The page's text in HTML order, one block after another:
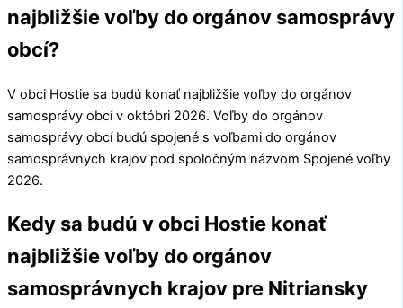
najbližšie voľby do orgánov samosprávy
obcí?
V obci Hostie sa budú konať najbližšie voľby do orgánov
samosprávy obcí v októbri 2026. Voľby do orgánov
samosprávy obcí budú spojené s voľbami do orgánov
samosprávnych krajov pod spoločným názvom Spojené voľby
2026.
Kedy sa budú v obci Hostie konať
najbližšie voľby do orgánov
samosprávnych krajov pre Nitriansky